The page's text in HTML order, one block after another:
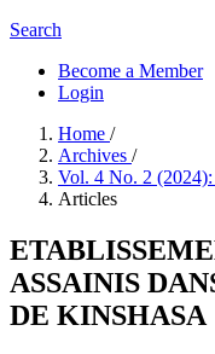
Search
Become a Member
Login
Home /
Archives /
Vol. 4 No. 2
Articles
ASSAINIS
DE KINSHASA